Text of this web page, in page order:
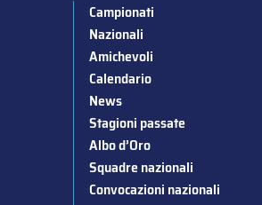
Campionati
Nazionali
Amichevoli
Calendario
News
Stagioni passate
Albo d’Oro
Squadre nazionali
Convocazioni nazionali